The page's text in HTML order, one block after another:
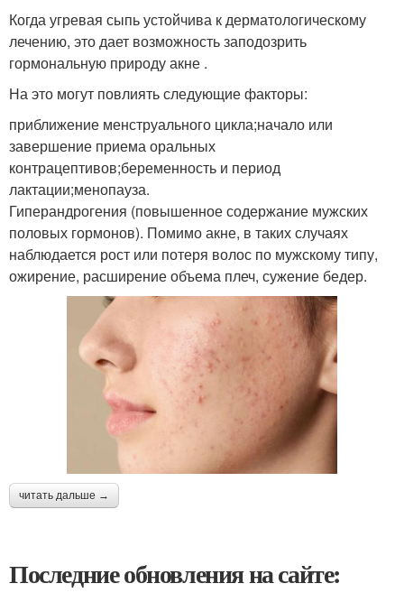
Когда угревая сыпь устойчива к дерматологическому
лечению, это дает возможность заподозрить
гормональную природу акне .
На это могут повлиять следующие факторы:
приближение менструального цикла;начало или
завершение приема оральных
контрацептивов;беременность и период
лактации;менопауза.
Гиперандрогения (повышенное содержание мужских
половых гормонов). Помимо акне, в таких случаях
наблюдается рост или потеря волос по мужскому типу,
ожирение, расширение объема плеч, сужение бедер.
читать дальше →
Последние обновления на сайте: